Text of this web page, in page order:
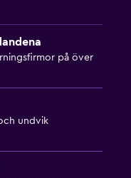
på över
undvik